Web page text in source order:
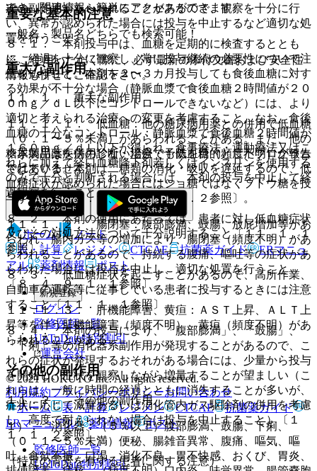
重要な基本的注意
８．１． 本剤投与中は、血糖を定期的に検査するととも
に、経過を十分に観察し、常に投与継続の必要性について注
意を払うこと。本剤を２〜３カ月投与しても食後血糖に対す
る効果が不十分な場合（静脈血漿で食後血糖２時間値が２０
０ｍｇ／ｄＬ以下にコントロールできないなど）には、より
適切と考えられる治療への変更を考慮すること。なお、食後
血糖の十分なコントロール：静脈血漿で食後血糖２時間値が
１６０ｍｇ／ｄＬ以下が得られ、食事療法・運動療法又はこ
れらに加えて経口血糖降下剤若しくはインスリンを使用する
のみで十分と判断される場合には、本剤の投与を中止して経
過観察を行うこと。
８．２． 本剤の使用にあたっては、患者に対し低血糖症状
及びその対処方法について十分説明すること〔１１．１．１
参照〕。
８．３． 低血糖症状を起こすことがあるので、高所作業、
自動車の運転等に従事している患者に投与するときには注意
すること〔１１．１．１参照〕。
８．４． 本剤の投与により、「腹部膨満」、「鼓腸」、
「下痢」等の消化器系副作用が発現することがあるので、こ
れらの症状が発現するおそれがある場合には、少量から投与
を開始し、症状を観察しながら増量することが望ましい（こ
れらは、一般に時間の経過とともに消失することが多いが、
症状に応じて減量あるいは消化管内ガス駆除剤の併用を考慮
し、高度で耐えられない場合は投与を中止すること）〔１
１．１．２参照〕。
（特定の背景を有する患者に関する注意）
次の副作用があらわれることがあるので、観察を十分に行
い、異常が認められた場合には投与を中止するなど適切な処
置を行うこと。
重大な副作用
１１．１． 重大な副作用
１１．１．１． 低血糖：他の糖尿病用薬との併用で低血糖
（０．１〜５％未満）があらわれることがある。また、他の
糖尿病用薬を併用しない場合でも低血糖（頻度不明）が報告
されている。本剤は二糖類の消化・吸収を遅延するので、低
血糖症状が認められた場合にはショ糖ではなくブドウ糖を投
与すること〔８．２、８．３、１０．２参照〕。
１１．１．２． 腸閉塞：腹部膨満、鼓腸、放屁増加等があ
らわれ、腸内ガス等の増加により、腸閉塞（頻度不明）があ
らわれることがあるので、持続する腹痛、嘔吐等の症状があ
らわれた場合には投与を中止し、適切な処置を行うこと
〔８．４、９．１．１参照〕。
１１．１．３． 肝機能障害、黄疸：ＡＳＴ上昇、ＡＬＴ上
昇等を伴う肝機能障害（頻度不明）、黄疸（頻度不明）があ
らわれることがある。
その他の副作用
１１．２． その他の副作用
１）． 消化器：（５％以上）腹部膨満、鼓腸、下痢、
（０．１〜５％未満）便秘、腸雑音異常、腹痛、嘔気、嘔
吐、食欲不振、口渇、消化不良、胃不快感、おくび、胃炎、
でき、関連情報へ簡単にアクセスができます。
一般名、製品名どちらでも検索可能！
※ ご使用いただく際に、必ず最新の添付文書および安全性
情報も併せてご確認下さい。
※本製品は疾病の診断・治療・予防を目的としたプログラム
ではありません。
ホーム
ノート
表・計算
レジメン CTCAE 抗菌薬ガイド
ERマニュ
アル
薬剤情報 ポスト
新規登録
ログイン
監修医師一覧
UpToDate特別割引
運営会社
© 2021 HOKUTO Inc. All rights reserved.
利用規約プライバシーポリシーお問い合わせ
ホーム
表・計算 レジメン CTCAE
抗菌薬ガイド
ERマニュアル
薬剤情報 ポスト
監修医師一覧
UpToDate特別割引